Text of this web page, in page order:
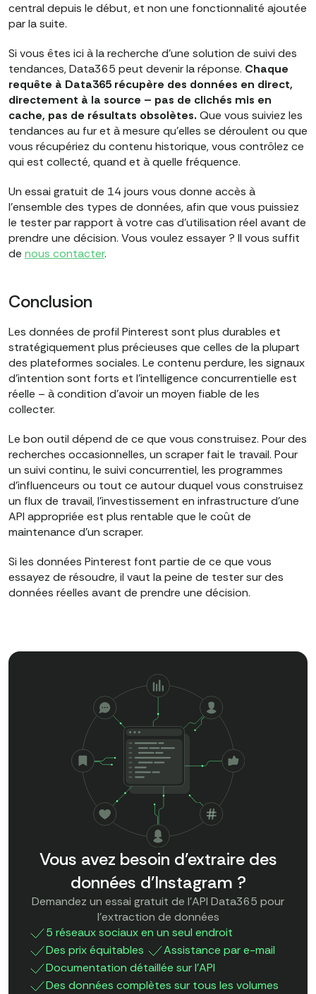
central depuis le début, et non une fonctionnalité ajoutée
par la suite.
Si vous êtes ici à la recherche d'une solution de suivi des
tendances, Data365 peut devenir la réponse. Chaque
requête à Data365 récupère des données en direct,
directement à la source – pas de clichés mis en
cache, pas de résultats obsolètes. Que vous suiviez les
tendances au fur et à mesure qu'elles se déroulent ou que
vous récupériez du contenu historique, vous contrôlez ce
qui est collecté, quand et à quelle fréquence.
Un essai gratuit de 14 jours vous donne accès à
l'ensemble des types de données, afin que vous puissiez
le tester par rapport à votre cas d'utilisation réel avant de
prendre une décision. Vous voulez essayer ? Il vous suffit
de nous contacter.
Conclusion
Les données de profil Pinterest sont plus durables et
stratégiquement plus précieuses que celles de la plupart
des plateformes sociales. Le contenu perdure, les signaux
d'intention sont forts et l'intelligence concurrentielle est
réelle – à condition d'avoir un moyen fiable de les
collecter.
Le bon outil dépend de ce que vous construisez. Pour des
recherches occasionnelles, un scraper fait le travail. Pour
un suivi continu, le suivi concurrentiel, les programmes
d'influenceurs ou tout ce autour duquel vous construisez
un flux de travail, l'investissement en infrastructure d'une
API appropriée est plus rentable que le coût de
maintenance d'un scraper.
Si les données Pinterest font partie de ce que vous
essayez de résoudre, il vaut la peine de tester sur des
données réelles avant de prendre une décision.
Vous avez besoin d'extraire des
données d'Instagram ?
Demandez un essai gratuit de l'API Data365 pour
l'extraction de données
5 réseaux sociaux en un seul endroit
Des prix équitables
Assistance par e-mail
Documentation détaillée sur l'API
Des données complètes sur tous les volumes